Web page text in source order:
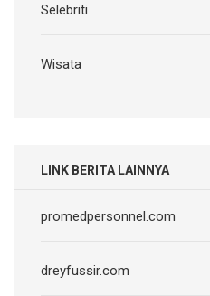
Selebriti
Wisata
LINK BERITA LAINNYA
promedpersonnel.com
dreyfussir.com